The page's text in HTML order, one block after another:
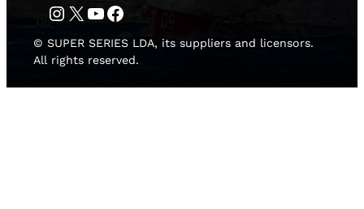
Instagram Twitter YouTube Facebook
© SUPER SERIES LDA, its suppliers and licensors.
All rights reserved.